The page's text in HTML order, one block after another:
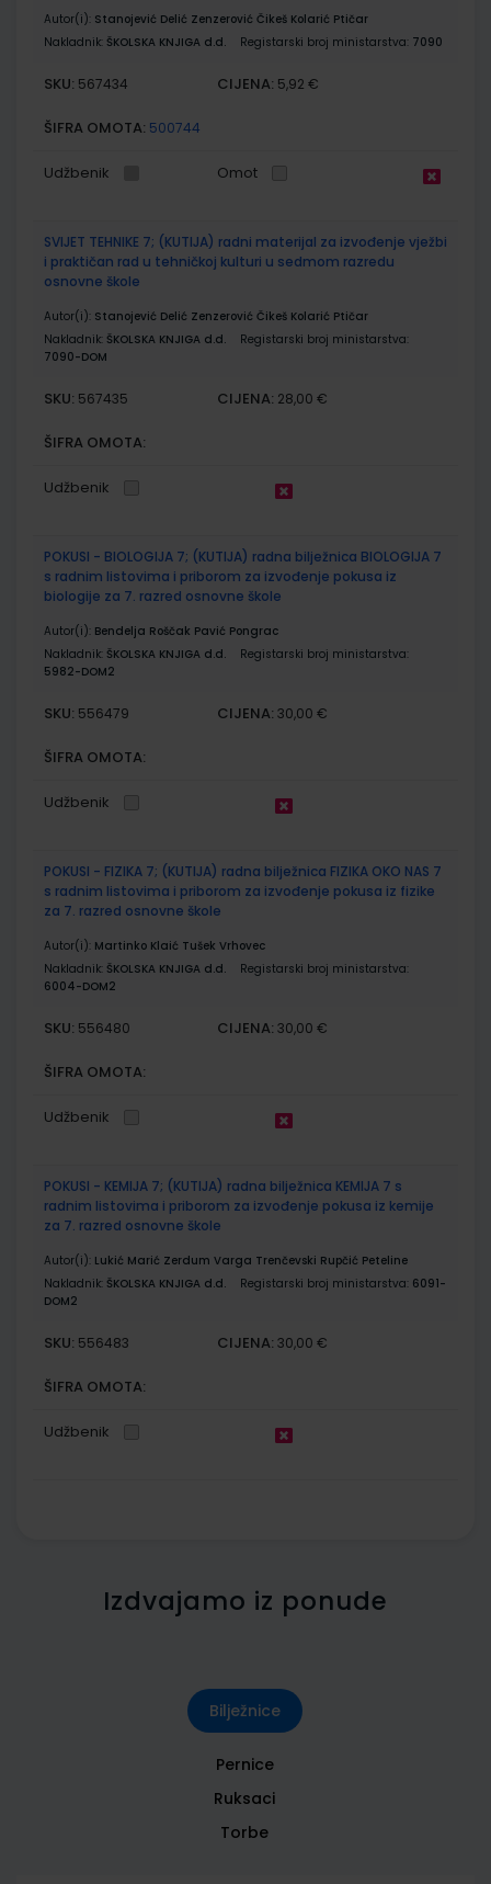
Autor(i): Stanojević Delić Zenzerović Čikeš Kolarić Ptičar
Nakladnik: ŠKOLSKA KNJIGA d.d. Registarski broj ministarstva: 7090
SKU: 567434 CIJENA: 5,92 €
ŠIFRA OMOTA: 500744
Udžbenik Omot
SVIJET TEHNIKE 7; (KUTIJA) radni materijal za izvođenje vježbi
i praktičan rad u tehničkoj kulturi u sedmom razredu
osnovne škole
Autor(i): Stanojević Delić Zenzerović Čikeš Kolarić Ptičar
Nakladnik: ŠKOLSKA KNJIGA d.d.
Registarski broj ministarstva:
7090-DOM
SKU: 567435 CIJENA: 28,00 €
ŠIFRA OMOTA:
Udžbenik
POKUSI - BIOLOGIJA 7; (KUTIJA) radna bilježnica BIOLOGIJA 7
s radnim listovima i priborom za izvođenje pokusa iz
biologije za 7. razred osnovne škole
Autor(i): Bendelja Roščak Pavić Pongrac
Nakladnik: ŠKOLSKA KNJIGA d.d.
Registarski broj ministarstva:
5982-DOM2
SKU: 556479 CIJENA: 30,00 €
ŠIFRA OMOTA:
Udžbenik
POKUSI - FIZIKA 7; (KUTIJA) radna bilježnica FIZIKA OKO NAS 7
s radnim listovima i priborom za izvođenje pokusa iz fizike
za 7. razred osnovne škole
Autor(i): Martinko Klaić Tušek Vrhovec
Nakladnik: ŠKOLSKA KNJIGA d.d.
Registarski broj ministarstva:
6004-DOM2
SKU: 556480 CIJENA: 30,00 €
ŠIFRA OMOTA:
Udžbenik
POKUSI - KEMIJA 7; (KUTIJA) radna bilježnica KEMIJA 7 s
radnim listovima i priborom za izvođenje pokusa iz kemije
za 7. razred osnovne škole
Autor(i): Lukić Marić Zerdum Varga Trenčevski Rupčić Peteline
Nakladnik: ŠKOLSKA KNJIGA d.d. Registarski broj ministarstva: 6091-
DOM2
SKU: 556483 CIJENA: 30,00 €
ŠIFRA OMOTA:
Udžbenik
Izdvajamo iz ponude
Bilježnice
Pernice
Ruksaci
Torbe